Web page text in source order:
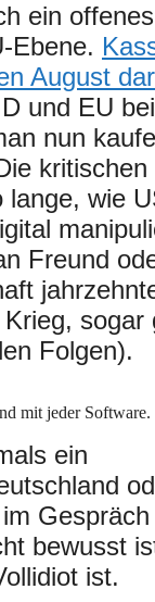
ein offenes
Ebene.
August
und EU
nun
kritischen
lange, wie
Freund
sogar
Folgen).
mit jeder Software.
ein
bewusst
ist.